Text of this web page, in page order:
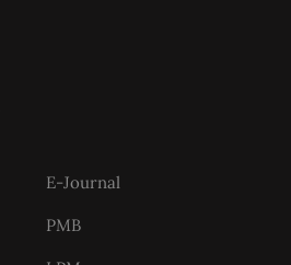
E-Journal
PMB